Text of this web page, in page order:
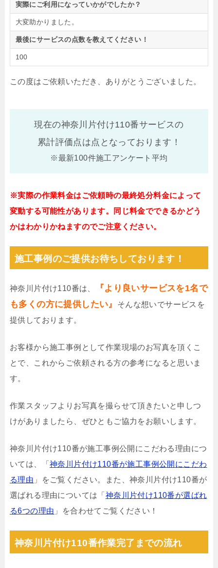
実際にご利用になっていかがでしたか？
大変助かりました。
最後にサービスの点数を教えてください！
100
この度はご依頼いただき、ありがとうございました。
現在の神奈川片付け110番サービスの
累計評価点は点となっております！
※最新100件施工アンケート平均
※実際の作業料金はご依頼時の最終処分料金によって
変動する可能性があります。同じ料金でできるかどう
かはわかりかねますのでご注意ください。
施工事例のご提供お待ちしております！
神奈川片付け110番は、
『より良いサービスを1名で
も多くの方に提供したい』
そんな想いでサービスを
提供しております。
お客様から施工事例として作業現場のお写真を頂くこ
とで、これからご依頼される方の参考になると思いま
す。
作業スタッフよりお写真を撮らせて頂きたいと申しつ
けがありましたら、ぜひともご協力をお願いします。
神奈川片付け110番が施工事例公開にこだわる理由につ
いては、「 神奈川片付け110番が施工事例公開にこだわ
る理由 」をご覧ください。また、神奈川片付け110番が
選ばれる理由については「 神奈川片付け110番が選ばれ
る6つの理由 」を合わせてご覧ください！
神奈川片付け110番作業完了までの流れ